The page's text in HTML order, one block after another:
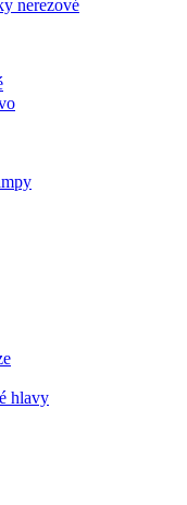
nerezové
hlavy